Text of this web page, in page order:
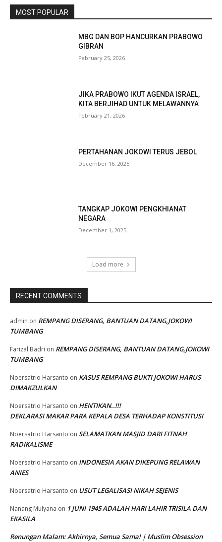
MOST POPULAR
MBG DAN BOP HANCURKAN PRABOWO
GIBRAN
February 25, 2026
JIKA PRABOWO IKUT AGENDA ISRAEL,
KITA BERJIHAD UNTUK MELAWANNYA
February 21, 2026
PERTAHANAN JOKOWI TERUS JEBOL
December 16, 2025
TANGKAP JOKOWI PENGKHIANAT
NEGARA
December 1, 2025
Load more
RECENT COMMENTS
admin on REMPANG DISERANG, BANTUAN DATANG,JOKOWI
TUMBANG
Farizal Badri on REMPANG DISERANG, BANTUAN DATANG,JOKOWI
TUMBANG
Noersatrio Harsanto on KASUS REMPANG BUKTI JOKOWI HARUS
DIMAKZULKAN
Noersatrio Harsanto on HENTIKAN..!!!
DEKLARASI MAKAR PARA KEPALA DESA TERHADAP KONSTITUSI
Noersatrio Harsanto on SELAMATKAN MASJID DARI FITNAH
RADIKALISME
Noersatrio Harsanto on INDONESIA AKAN DIKEPUNG RELAWAN
ANIES
Noersatrio Harsanto on USUT LEGALISASI NIKAH SEJENIS
Nanang Mulyana on 1 JUNI 1945 ADALAH HARI LAHIR TRISILA DAN
EKASILA
Renungan Malam: Akhirnya, Semua Sama! | Muslim Obsession